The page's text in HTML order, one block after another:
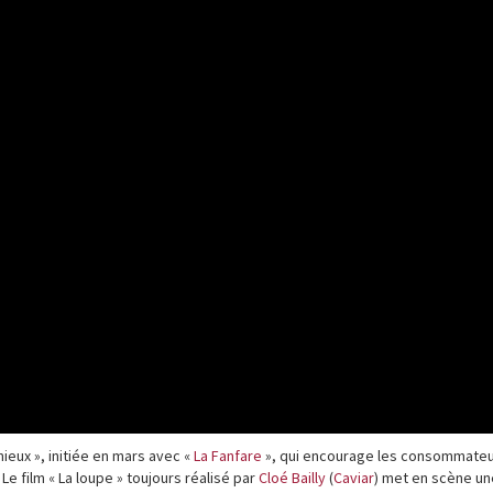
», initiée en mars avec «La Fanfare », qui encourage les
film « La loupe » toujours réalisé parCloé Bailly(Caviar) met en scène